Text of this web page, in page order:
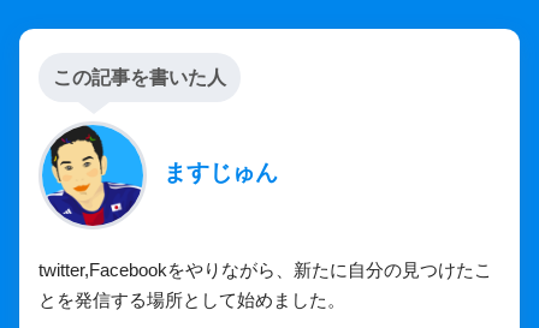
この記事を書いた人
ますじゅん
twitter,Facebookをやりながら、新たに自分の見つけたこ
とを発信する場所として始めました。